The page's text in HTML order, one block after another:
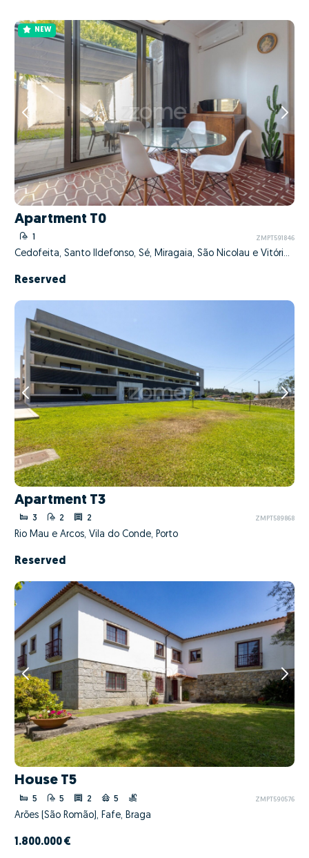
NEW
Apartment T0
ZMPT591846
Cedofeita, Santo Ildefonso, Sé, Miragaia, São Nicolau e Vitória, Porto, Porto
Reserved
Apartment T3
3 2 2 ZMPT589868
Rio Mau e Arcos, Vila do Conde, Porto
Reserved
House T5
5 5 2 5 ZMPT590576
Arões (São Romão), Fafe, Braga
1.800.000 €